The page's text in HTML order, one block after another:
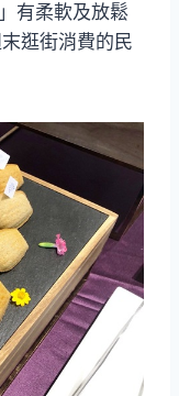
有柔軟及放鬆
逛街消費的民